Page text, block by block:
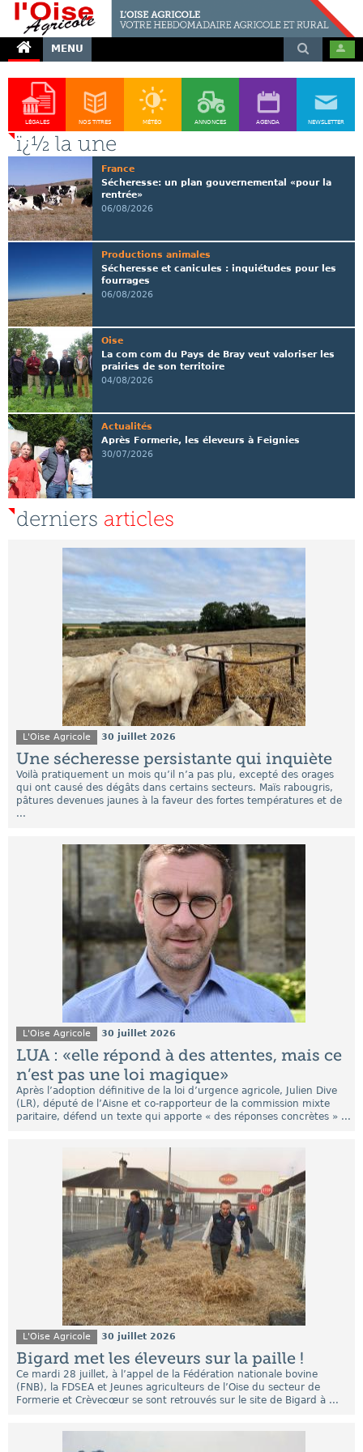
MENU
LÉGALES NOS TITRES MÉTÉO ANNONCES AGENDA NEWSLETTER
ï¿½ la une
France
Sécheresse: un plan gouvernemental «pour la
rentrée»
06/08/2026
Productions animales
Sécheresse et canicules : inquiétudes pour les
fourrages
06/08/2026
Oise
La com com du Pays de Bray veut valoriser les
prairies de son territoire
04/08/2026
Actualités
Après Formerie, les éleveurs à Feignies
30/07/2026
derniers articles
L'Oise Agricole 30 juillet 2026
Une sécheresse persistante qui inquiète
Voilà pratiquement un mois qu’il n’a pas plu, excepté des orages
qui ont causé des dégâts dans certains secteurs. Maïs rabougris,
pâtures devenues jaunes à la faveur des fortes températures et de
...
L'Oise Agricole 30 juillet 2026
LUA : «elle répond à des attentes, mais ce
n’est pas une loi magique»
Après l’adoption définitive de la loi d’urgence agricole, Julien Dive
(LR), député de l’Aisne et co-rapporteur de la commission mixte
paritaire, défend un texte qui apporte « des réponses concrètes » ...
L'Oise Agricole 30 juillet 2026
Bigard met les éleveurs sur la paille !
Ce mardi 28 juillet, à l’appel de la Fédération nationale bovine
(FNB), la FDSEA et Jeunes agriculteurs de l’Oise du secteur de
Formerie et Crèvecœur se sont retrouvés sur le site de Bigard à ...